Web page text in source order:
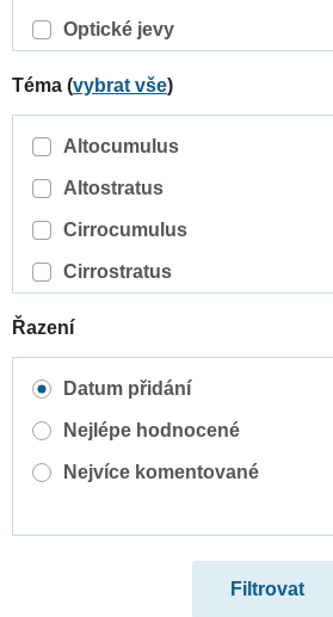
Optické jevy
Téma (vybrat vše)
Altocumulus
Altostratus
Cirrocumulus
Cirrostratus
Cumulonimbus
Cumulus
Nimbostratus
Orografické oblaky
Řazení
Datum přidání
Nejlépe hodnocené
Nejvíce komentované